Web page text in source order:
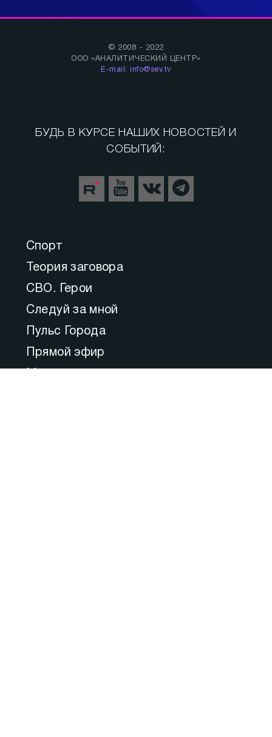
© 2008 - 2022
ООО «АНАЛИТИЧЕСКИЙ ЦЕНТР»
E-mail: info@sev.tv
Спорт
Теория заговора
СВО. Герои
Следуй за мной
Пульс Города
Прямой эфир
БУДЬ В КУРСЕ НАШИХ НОВОСТЕЙ И
СОБЫТИЙ: